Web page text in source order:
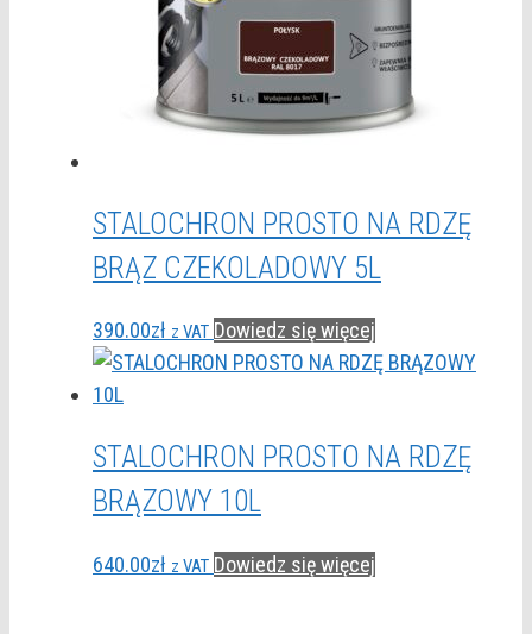
STALOCHRON PROSTO NA RDZĘ
BRĄZ CZEKOLADOWY 5L
390.00zł z VAT Dowiedz się więcej
STALOCHRON PROSTO NA RDZĘ
BRĄZOWY 10L
640.00zł z VAT Dowiedz się więcej